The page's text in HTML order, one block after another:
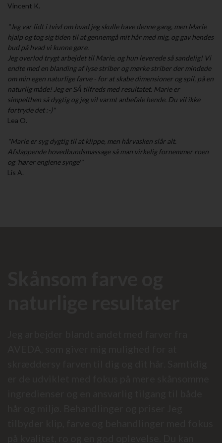
Vincent K.
"Jeg var lidt i tvivl om hvad jeg skulle have denne gang, men Marie
hjalp og tog sig tiden til at gennemgå mit hår med mig, og gav hendes
bud på hvad vi kunne gøre.
Jeg overlod trygt arbejdet til Marie, og hun leverede så sandelig! Vi
endte med en blanding af lyse striber og mørke striber der mindede
om min egen naturlige farve - for at skabe dimensioner og spil, på en
naturlig måde! Jeg er SÅ tilfreds med resultatet. Marie er
simpelthen så dygtig og jeg vil varmt anbefale hende. Du vil ikke
fortryde det :-)"
Lea O.
"Marie er syg dygtig til at klippe, men hårvasken slår alt.
Afslappende hovedbundsmassage så man virkelig fornemmer roen
og 'hører englene synge'"
Lis A.